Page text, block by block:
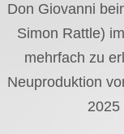
Don Giovanni
Simon Rattle)
mehrfach zu
Neuproduktion
2025